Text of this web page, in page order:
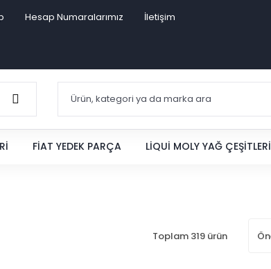
Hesap Numaralarımız İletişim
FIAT YEDEK PARÇA LIQUI MOLY YAĞ ÇEŞITLERI
Toplam 319 ürün